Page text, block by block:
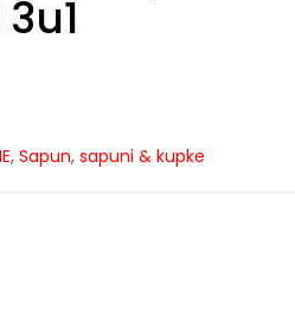
, Sapun, sapuni & kupke